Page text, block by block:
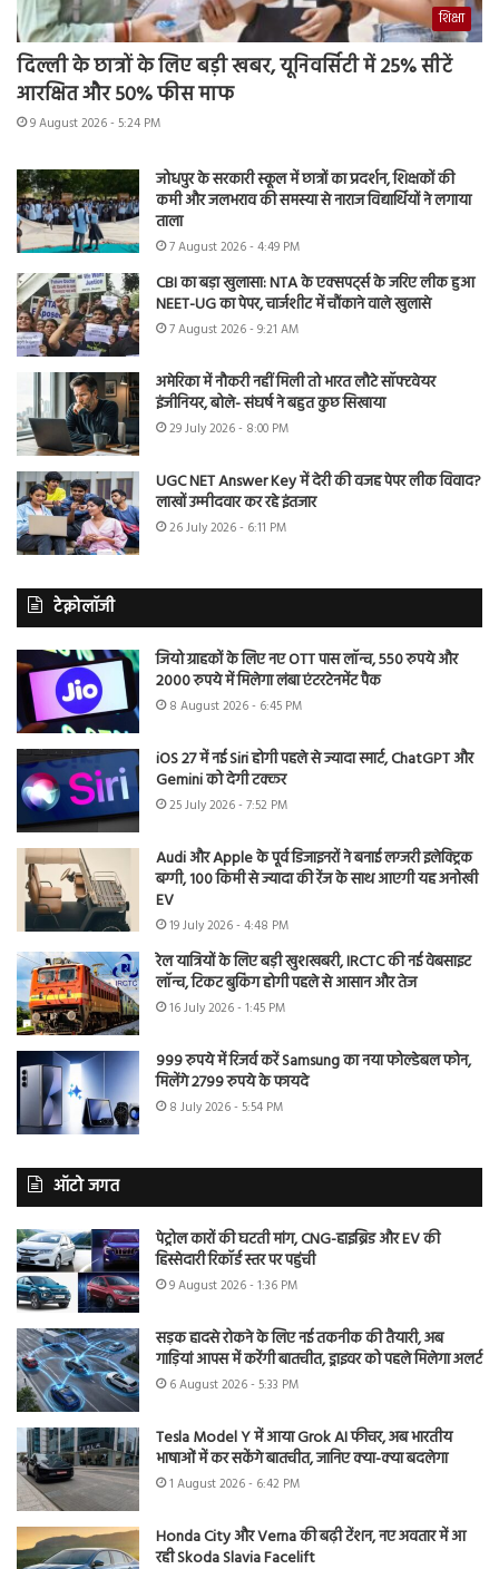
शिक्षा
दिल्ली के छात्रों के लिए बड़ी खबर, यूनिवर्सिटी में 25% सीटें
आरक्षित और 50% फीस माफ
9 August 2026 - 5:24 PM
जोधपुर के सरकारी स्कूल में छात्रों का प्रदर्शन, शिक्षकों की
कमी और जलभराव की समस्या से नाराज विद्यार्थियों ने लगाया
ताला
7 August 2026 - 4:49 PM
CBI का बड़ा खुलासा: NTA के एक्सपर्ट्स के जरिए लीक हुआ
NEET-UG का पेपर, चार्जशीट में चौंकाने वाले खुलासे
7 August 2026 - 9:21 AM
अमेरिका में नौकरी नहीं मिली तो भारत लौटे सॉफ्टवेयर
इंजीनियर, बोले- संघर्ष ने बहुत कुछ सिखाया
29 July 2026 - 8:00 PM
UGC NET Answer Key में देरी की वजह पेपर लीक विवाद?
लाखों उम्मीदवार कर रहे इंतजार
26 July 2026 - 6:11 PM
टेक्नोलॉजी
जियो ग्राहकों के लिए नए OTT पास लॉन्च, 550 रुपये और
2000 रुपये में मिलेगा लंबा एंटरटेनमेंट पैक
8 August 2026 - 6:45 PM
iOS 27 में नई Siri होगी पहले से ज्यादा स्मार्ट, ChatGPT और
Gemini को देगी टक्कर
25 July 2026 - 7:52 PM
Audi और Apple के पूर्व डिजाइनरों ने बनाई लग्जरी इलेक्ट्रिक
बग्गी, 100 किमी से ज्यादा की रेंज के साथ आएगी यह अनोखी
EV
19 July 2026 - 4:48 PM
रेल यात्रियों के लिए बड़ी खुशखबरी, IRCTC की नई वेबसाइट
लॉन्च, टिकट बुकिंग होगी पहले से आसान और तेज
16 July 2026 - 1:45 PM
999 रुपये में रिजर्व करें Samsung का नया फोल्डेबल फोन,
मिलेंगे 2799 रुपये के फायदे
8 July 2026 - 5:54 PM
ऑटो जगत
पेट्रोल कारों की घटती मांग, CNG-हाइब्रिड और EV की
हिस्सेदारी रिकॉर्ड स्तर पर पहुंची
9 August 2026 - 1:36 PM
सड़क हादसे रोकने के लिए नई तकनीक की तैयारी, अब
गाड़ियां आपस में करेंगी बातचीत, ड्राइवर को पहले मिलेगा अलर्ट
6 August 2026 - 5:33 PM
Tesla Model Y में आया Grok AI फीचर, अब भारतीय
भाषाओं में कर सकेंगे बातचीत, जानिए क्या-क्या बदलेगा
1 August 2026 - 6:42 PM
Honda City और Verna की बढ़ी टेंशन, नए अवतार में आ
रही Skoda Slavia Facelift